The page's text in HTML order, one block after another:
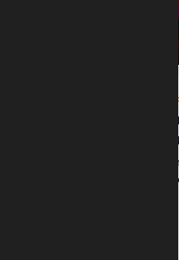
NASTAVLJENA ISTRAGA NAKON
Policija traga za
Mrvaljevića,
Ni nakon 18 sati nije utvrđen
ubica, navodno, u potiljak